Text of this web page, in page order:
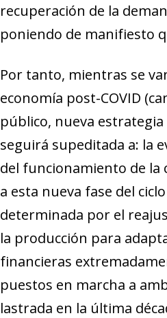
recuperación de la
poniendo de manifiesto
Por tanto, mientras se
economía post-COVID
público, nueva
seguirá supeditada a: la
del funcionamiento de la
a esta nueva fase del
determinada por el
la producción para
financieras
puestos en marcha a
lastrada en la última